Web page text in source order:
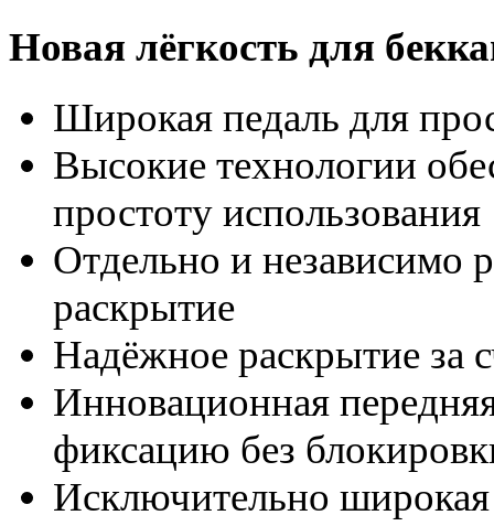
Новая лёгкость для
Широкая педаль для
Высокие технологии
простоту использования
Отдельно и независимо
раскрытие
Надёжное раскрытие за
Инновационная
фиксацию без
Исключительно